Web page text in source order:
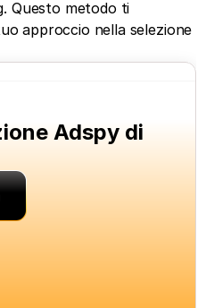
Questo metodo ti
approccio nella selezione
Adspy di